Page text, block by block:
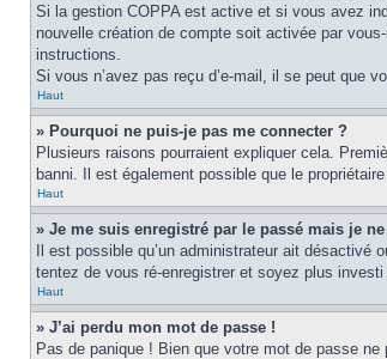
Si la gestion COPPA est active et si vous avez
nouvelle création de compte soit activée par
instructions.
Si vous n’avez pas reçu d’e-mail, il se peut que
Haut
» Pourquoi ne puis-je pas me connecter ?
Plusieurs raisons pourraient expliquer cela.
banni. Il est également possible que le
Haut
» Je me suis enregistré par le passé mais je
Il est possible qu’un administrateur ait
tentez de vous ré-enregistrer et soyez plus
Haut
» J’ai perdu mon mot de passe !
Pas de panique ! Bien que votre mot de passe